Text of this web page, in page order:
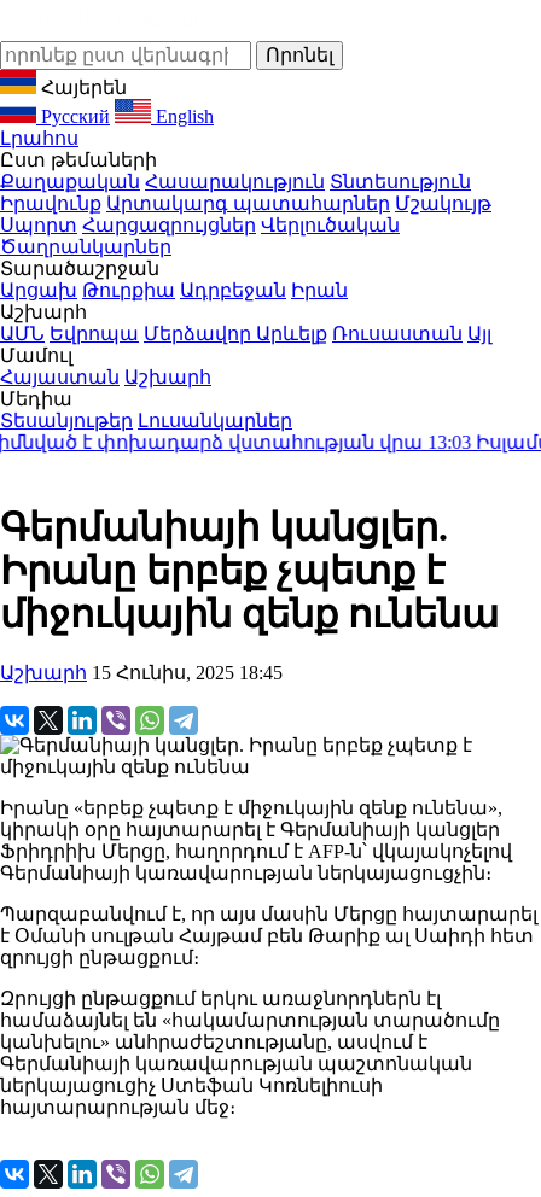
Հայերեն
Русский
English
Լրահոս
Ըստ թեմաների
Քաղաքական Հասարակություն Տնտեսություն
Իրավունք Արտակարգ պատահարներ Մշակույթ
Սպորտ Հարցազրույցներ Վերլուծական
Ծաղրանկարներ
Տարածաշրջան
Արցախ Թուրքիա Ադրբեջան Իրան
Աշխարհ
ԱՄՆ Եվրոպա Մերձավոր Արևելք Ռուսաստան Այլ
Մամուլ
Հայաստան Աշխարհ
Մեդիա
Տեսանյութեր Լուսանկարներ
է փոխադարձ վստահության վրա13:03
Գերմանիայի կանցլեր.
Իրանը երբեք չպետք է
միջուկային զենք ունենա
Աշխարհ 15 Հունիս, 2025 18:45
Իրանը «երբեք չպետք է միջուկային զենք ունենա»,
կիրակի օրը հայտարարել է Գերմանիայի կանցլեր
Ֆրիդրիխ Մերցը, հաղորդում է AFP-ն՝ վկայակոչելով
Գերմանիայի կառավարության ներկայացուցչին։
Պարզաբանվում է, որ այս մասին Մերցը հայտարարել
է Օմանի սուլթան Հայթամ բեն Թարիք ալ Սաիդի հետ
զրույցի ընթացքում։
Զրույցի ընթացքում երկու առաջնորդներն էլ
համաձայնել են «հակամարտության տարածումը
կանխելու» անհրաժեշտությանը, ասվում է
Գերմանիայի կառավարության պաշտոնական
ներկայացուցիչ Ստեֆան Կոռնելիուսի
հայտարարության մեջ։